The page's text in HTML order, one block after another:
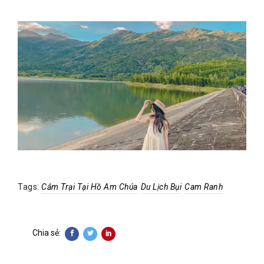
Tags: Cắm Trại Tại Hồ Am Chúa Du Lịch Bụi Cam Ranh
Chia sẻ: